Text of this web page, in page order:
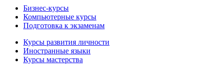
Бизнес-курсы
Компьютерные курсы
Подготовка к экзаменам
Курсы развития личности
Иностранные языки
Курсы мастерства